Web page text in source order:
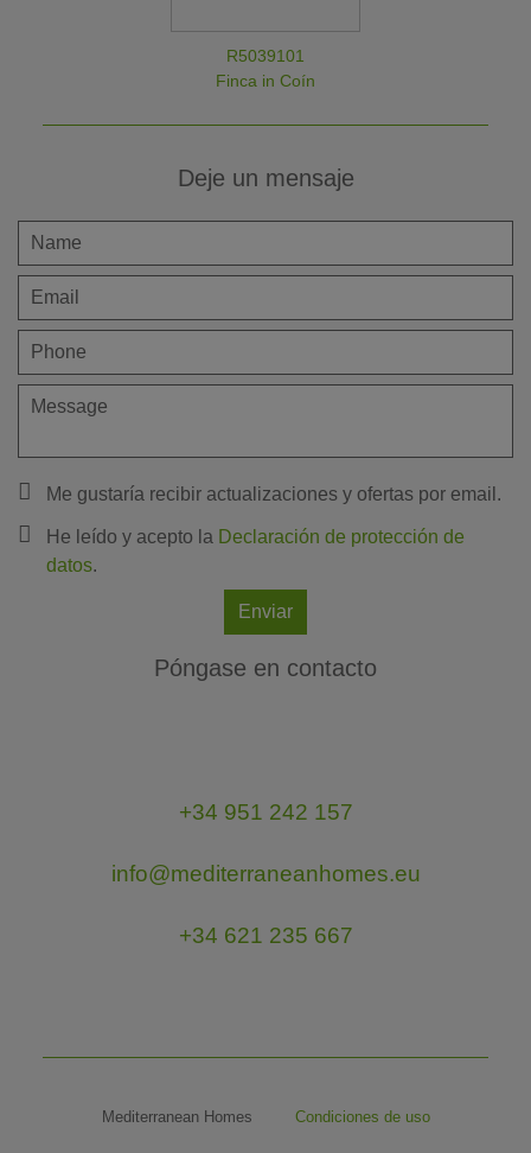
R5039101
Finca in Coín
Deje un mensaje
Me gustaría recibir actualizaciones y ofertas por email.
He leído y acepto la Declaración de protección de
datos.
Enviar
Póngase en contacto
+34 951 242 157
info@mediterraneanhomes.eu
+34 621 235 667
Mediterranean Homes Condiciones de uso